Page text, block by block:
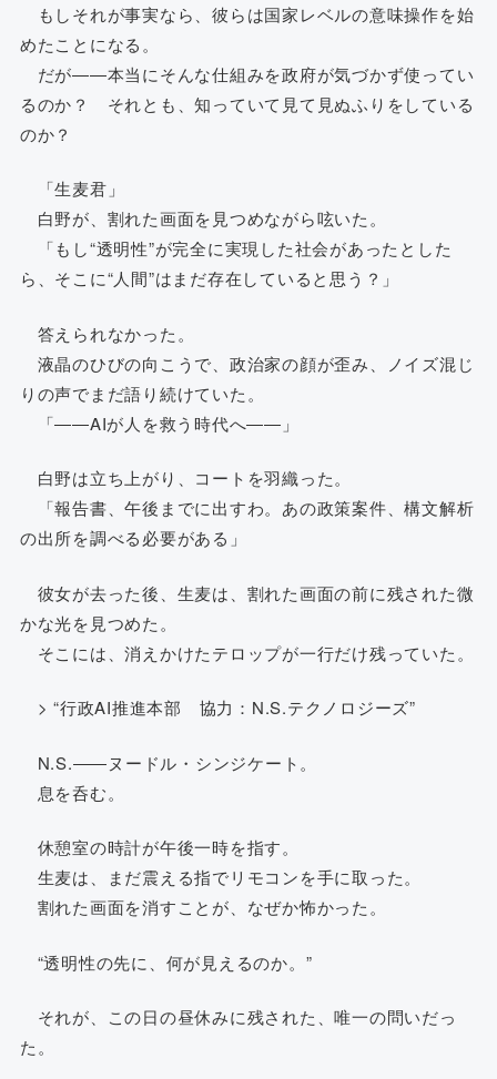
もしそれが事実なら、彼らは国家レベルの意味操作を始
めたことになる。
だが――本当にそんな仕組みを政府が気づかず使ってい
るのか？ それとも、知っていて見て見ぬふりをしている
のか？
「生麦君」
白野が、割れた画面を見つめながら呟いた。
「もし“透明性”が完全に実現した社会があったとした
ら、そこに“人間”はまだ存在していると思う？」
答えられなかった。
液晶のひびの向こうで、政治家の顔が歪み、ノイズ混じ
りの声でまだ語り続けていた。
「――AIが人を救う時代へ――」
白野は立ち上がり、コートを羽織った。
「報告書、午後までに出すわ。あの政策案件、構文解析
の出所を調べる必要がある」
彼女が去った後、生麦は、割れた画面の前に残された微
かな光を見つめた。
そこには、消えかけたテロップが一行だけ残っていた。
> “行政AI推進本部 協力：N.S.テクノロジーズ”
N.S.――ヌードル・シンジケート。
息を呑む。
休憩室の時計が午後一時を指す。
生麦は、まだ震える指でリモコンを手に取った。
割れた画面を消すことが、なぜか怖かった。
“透明性の先に、何が見えるのか。”
それが、この日の昼休みに残された、唯一の問いだっ
た。